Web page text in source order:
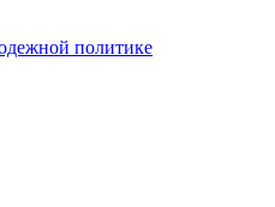
политике